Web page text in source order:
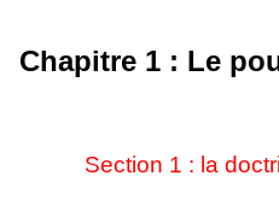
Chapitre 1 : Le
Section 1 : la